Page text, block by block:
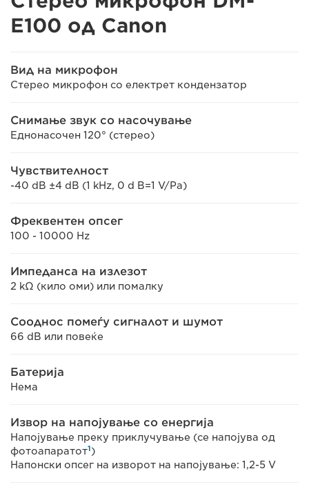
E100 од Canon
Вид на микрофон
Стерео микрофон со електрет кондензатор
Снимање звук со насочување
Еднонасочен 120° (стерео)
Чувствителност
-40 dB ±4 dB (1 kHz, 0 d B=1 V/Pa)
Фреквентен опсег
100 - 10000 Hz
Импеданса на излезот
2 kΩ (кило оми) или помалку
Сооднос помеѓу сигналот и шумот
66 dB или повеќе
Батерија
Нема
Извор на напојување со енергија
Напојување преку приклучување (се напојува од
фотоапаратот1)
Напонски опсег на изворот на напојување: 1,2-5 V